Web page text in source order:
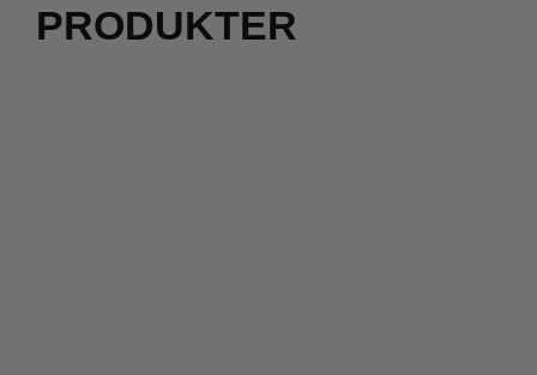
PRODUKTER